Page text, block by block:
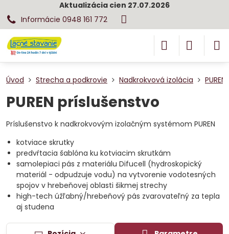
Aktualizácia cien 27.07.2026
Informácie 0948 161 772
Úvod Strecha a podkrovie Nadkrokvová izolácia
PUREN príslušenstvo
Príslušenstvo k nadkrokvovým izolačným systémom PUREN
kotviace skrutky
predvŕtacia šablóna ku kotviacim skrutkám
samolepiaci pás z materiálu Difucell (hydroskopický
materiál - odpudzuje vodu) na vytvorenie vodotesných
spojov v hrebeňovej oblasti šikmej strechy
high-tech úžľabný/hrebeňový pás zvarovateľný za tepla
aj studena